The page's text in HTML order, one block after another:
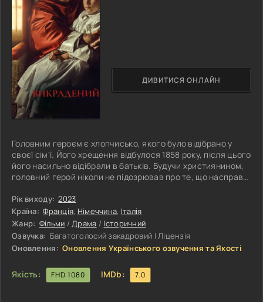
Головним героєм є хлопчисько, якого було відібрано у
своєї сім'ї. Його хрещення відбулося 1858 року, після цього
його насильно відібрали в батьків. Будучи християнином,
головний герой ніколи не підозрював про те, що насправді
іншої релігії. Батьки цієї дитини роблять усе, щоб
повернути свого сина, вони буквально збожеволіли від
горя. У трагічній ситуації їм допомагає громадська думка і
міжнародна єврейська громада. Незабаром пошуки
зниклого
Рік виходу: 2023
Країна: Франція, Німеччина, Італія
Жанр: Фільми /Драма / Історичний
Озвучка: Багатоголосий закадровий | Ліцензія
Оновлення: Оновлення Українського озвучення та Якості
Якість: FHD 1080 IMDb: 7.0
ДИВИТИСЯ ОНЛАЙН